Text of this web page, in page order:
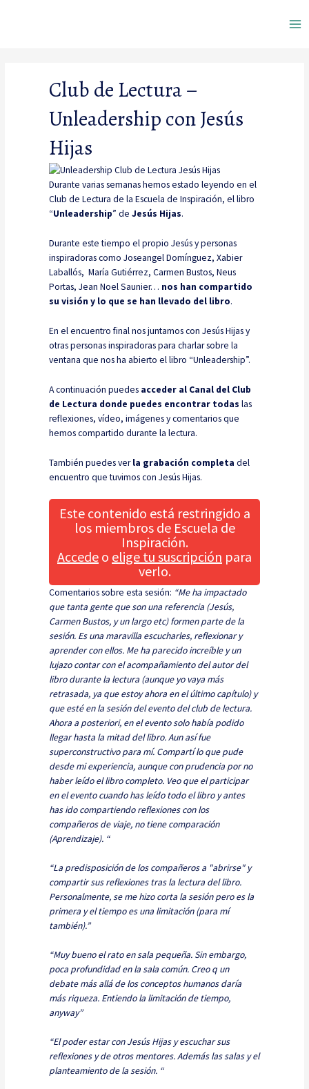
Club de Lectura –
Unleadership con Jesús
Hijas
Durante varias semanas hemos estado leyendo en el
Club de Lectura de la Escuela de Inspiración, el libro
“Unleadership” deJesús Hijas.
Durante este tiempo el propio Jesús y personas
inspiradoras como Joseangel Domínguez, Xabier
Laballós, María Gutiérrez, Carmen Bustos, Neus
Portas, Jean Noel Saunier… nos han compartido
su visión y lo que se han llevado del libro.
En el encuentro final nos juntamos con Jesús Hijas y
otras personas inspiradoras para charlar sobre la
ventana que nos ha abierto el libro “Unleadership”.
A continuación puedes acceder al Canal del Club
de Lectura donde puedes encontrar todas las
reflexiones, vídeo, imágenes y comentarios que
hemos compartido durante la lectura.
También puedes verla grabación completa del
encuentro que tuvimos con Jesús Hijas.
Este contenido está restringido a
los miembros de Escuela de
Inspiración.
Accede o elige tu suscripción para
verlo.
Comentarios sobre esta sesión: “Me ha impactado
que tanta gente que son una referencia (Jesús,
Carmen Bustos, y un largo etc) formen parte de la
sesión. Es una maravilla escucharles, reflexionar y
aprender con ellos. Me ha parecido increíble y un
lujazo contar con el acompañamiento del autor del
libro durante la lectura (aunque yo vaya más
retrasada, ya que estoy ahora en el último capítulo) y
que esté en la sesión del evento del club de lectura.
Ahora a posteriori, en el evento solo había podido
llegar hasta la mitad del libro. Aun así fue
superconstructivo para mí. Compartí lo que pude
desde mi experiencia, aunque con prudencia por no
haber leído el libro completo. Veo que el participar
en el evento cuando has leído todo el libro y antes
has ido compartiendo reflexiones con los
compañeros de viaje, no tiene comparación
(Aprendizaje). “
“La predisposición de los compañeros a "abrirse" y
compartir sus reflexiones tras la lectura del libro.
Personalmente, se me hizo corta la sesión pero es la
primera y el tiempo es una limitación (para mí
también).”
“Muy bueno el rato en sala pequeña. Sin embargo,
poca profundidad en la sala común. Creo q un
debate más allá de los conceptos humanos daría
más riqueza. Entiendo la limitación de tiempo,
anyway”
“El poder estar con Jesús Hijas y escuchar sus
reflexiones y de otros mentores. Además las salas y el
planteamiento de la sesión. “